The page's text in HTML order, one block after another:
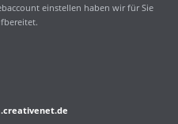
einstellen haben wir für Sie